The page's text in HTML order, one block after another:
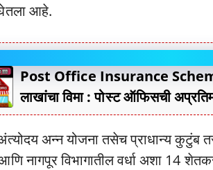
आहे.
Post Office Insurance
लाखांचा विमा : पोस्ट ऑफिसची
अंत्योदय अन्न योजना तसेच प्राधान्य
आणि नागपूर विभागातील वर्धा अशा 14